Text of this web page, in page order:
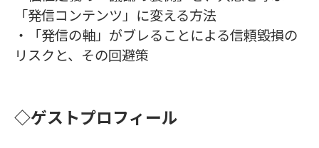
「発信コンテンツ」に変える方法
・「発信の軸」がブレることによる信頼毀損の
リスクと、その回避策
◇ゲストプロフィール